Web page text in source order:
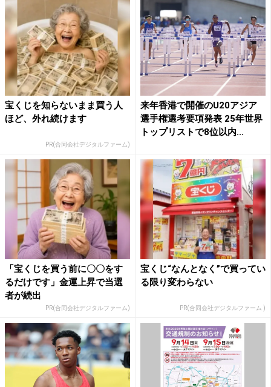
宝くじを知らないまま買う人
ほど、外れ続けます
PR(合同会社デジタルファーム)
来年香港で開催のU20アジア
選手権選考要項発表 25年世界
トップリストで8位以内...
「宝くじを買う前に〇〇をす
るだけです」金運上昇で当選
者が続出
PR(合同会社デジタルファーム)
宝くじ“なんとなく”で買ってい
る限り変わらない
PR(合同会社デジタルファーム )